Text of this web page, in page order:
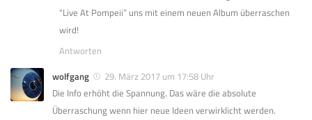
“Live At Pompeii” uns mit einem neuen Album überraschen
wird!
Antworten
wolfgang
29. März 2017 um 17:58 Uhr
Die Info erhöht die Spannung. Das wäre die absolute
Überraschung wenn hier neue Ideen verwirklicht werden.